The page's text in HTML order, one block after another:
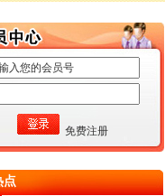
免费注册
点